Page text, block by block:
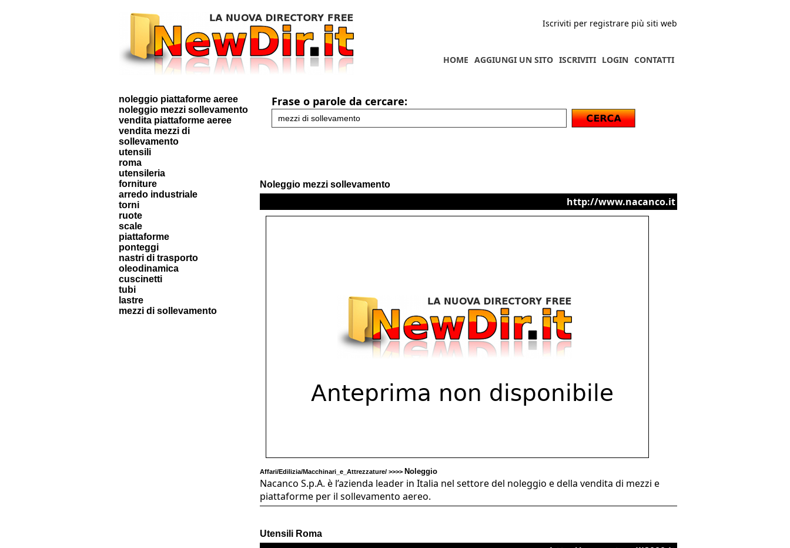
Iscriviti per registrare più siti web
CONTATTI
LOGIN
ISCRIVITI
AGGIUNGI UN SITO
HOME
noleggio piattaforme aeree
noleggio mezzi sollevamento
vendita piattaforme aeree
vendita mezzi di
sollevamento
utensili
roma
utensileria
forniture
arredo industriale
torni
ruote
scale
piattaforme
ponteggi
nastri di trasporto
oleodinamica
cuscinetti
tubi
lastre
mezzi di sollevamento
Frase o parole da cercare:
Noleggio mezzi sollevamento
http://www.nacanco.it
Affari/Edilizia/Macchinari_e_Attrezzature/ >>>> Noleggio
Nacanco S.p.A. è l’azienda leader in Italia nel settore del noleggio e della vendita di mezzi e
piattaforme per il sollevamento aereo.
Utensili Roma